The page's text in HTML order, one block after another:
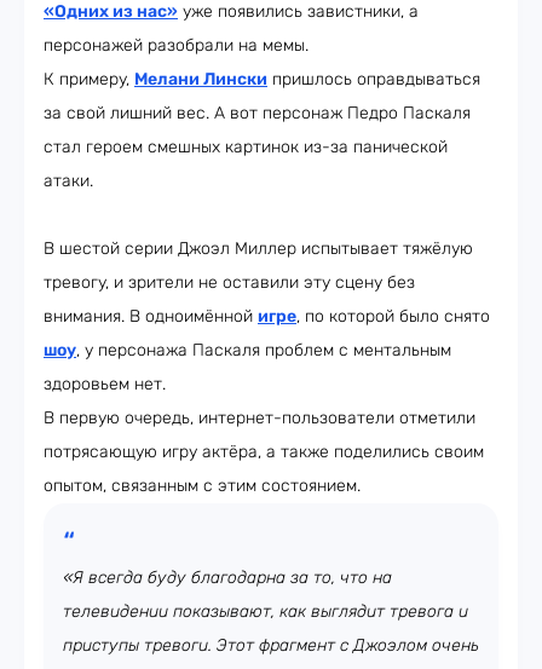
«Одних из нас» уже появились завистники, а
персонажей разобрали на мемы.
К примеру, Мелани Лински пришлось оправдываться
за свой лишний вес. А вот персонаж Педро Паскаля
стал героем смешных картинок из-за панической
атаки.
В шестой серии Джоэл Миллер испытывает тяжёлую
тревогу, и зрители не оставили эту сцену без
внимания. В одноимённой игре, по которой было снято
шоу, у персонажа Паскаля проблем с ментальным
здоровьем нет.
В первую очередь, интернет-пользователи отметили
потрясающую игру актёра, а также поделились своим
опытом, связанным с этим состоянием.
«Я всегда буду благодарна за то, что на
телевидении показывают, как выглядит тревога и
приступы тревоги. Этот фрагмент с Джоэлом очень